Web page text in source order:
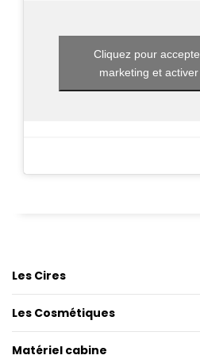
Cliquez pour
marketing et
Les Cires
Les Cosmétiques
Matériel cabine